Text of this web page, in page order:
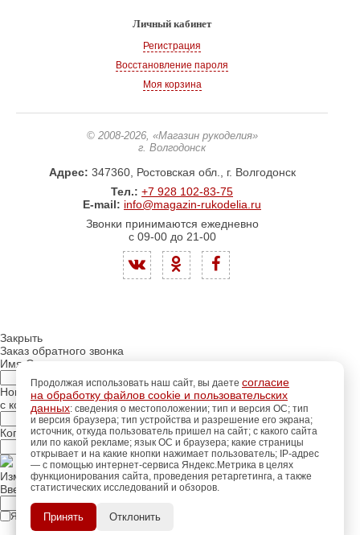
Личный кабинет
Регистрация
Восстановление пароля
Моя корзина
© 2008-2026, «Магазин рукоделия»
г. Волгодонск
Адрес: 347360, Ростовская обл., г. Волгодонск
Тел.: +7 928 102-83-75
E-mail: info@magazin-rukodelia.ru
Звонки принимаются ежедневно
с 09-00 до 21-00
Продолжая использовать наш сайт, вы даете согласие
на обработку файлов cookie и пользовательских
данных: сведения о местоположении; тип и версия ОС; тип
и версия браузера; тип устройства и разрешение его экрана;
источник, откуда пользователь пришел на сайт; с какого сайта
или по какой рекламе; язык ОС и браузера; какие страницы
открывает и на какие кнопки нажимает пользователь; IP-адрес
— с помощью интернет-сервиса Яндекс.Метрика в целях
функционирования сайта, проведения ретаргетинга, а также
статистических исследований и обзоров.
Принять Отклонить
Закрыть
Заказ обратного звонка
Имя Отчество:
Номер телефона:
с кодом города
Когда позвонить?
Изменить число
Введите текст с картинки:
Я принимаю условия политики конфиденциальности
Пройдитерегистрацию для
использования
дополнительных возможностей